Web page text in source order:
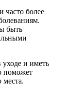
более
быть
уходе и иметь
поможет
места.